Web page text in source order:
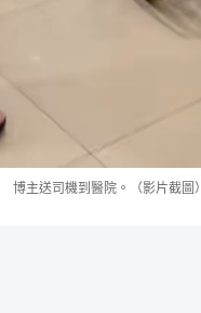
博主送司機到醫院。（影片截圖）